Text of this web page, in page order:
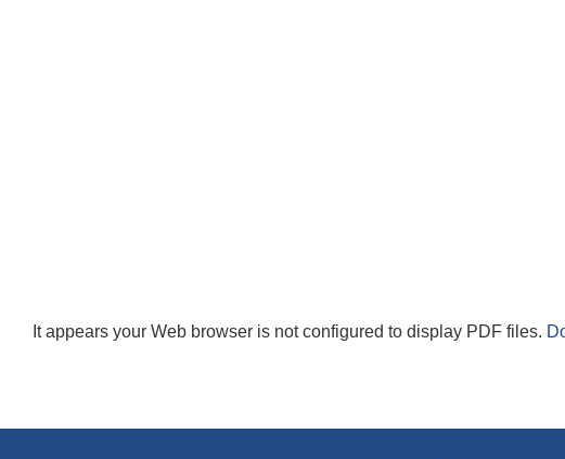
It appears your Web browser is not configured to display PDF files.